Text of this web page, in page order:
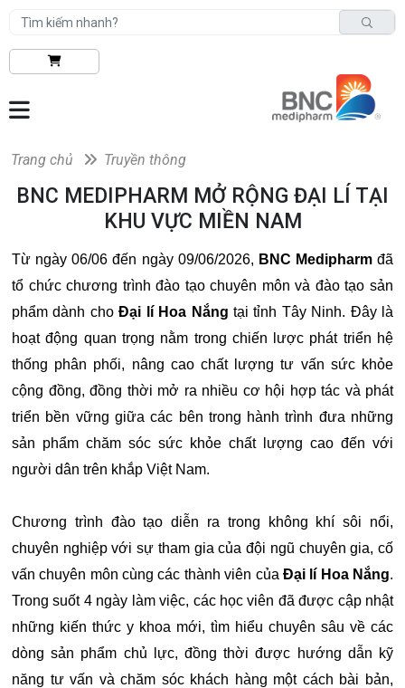
Trang chủ Truyền thông
BNC MEDIPHARM MỞ RỘNG ĐẠI LÍ TẠI
KHU VỰC MIỀN NAM
Từ ngày 06/06 đến ngày 09/06/2026, BNC Medipharmđã
tổ chức chương trình đào tạo chuyên môn và đào tạo sản
phẩm dành choĐại lí Hoa Nắng tại tỉnh Tây Ninh. Đây là
hoạt động quan trọng nằm trong chiến lược phát triển hệ
thống phân phối, nâng cao chất lượng tư vấn sức khỏe
cộng đồng, đồng thời mở ra nhiều cơ hội hợp tác và phát
triển bền vững giữa các bên trong hành trình đưa những
sản phẩm chăm sóc sức khỏe chất lượng cao đến với
người dân trên khắp Việt Nam.
Chương trình đào tạo diễn ra trong không khí sôi nổi,
chuyên nghiệp với sự tham gia của đội ngũ chuyên gia, cố
vấn chuyên môn cùng các thành viên của Đại lí Hoa Nắng.
Trong suốt 4 ngày làm việc, các học viên đã được cập nhật
những kiến thức y khoa mới, tìm hiểu chuyên sâu về các
dòng sản phẩm chủ lực, đồng thời được hướng dẫn kỹ
năng tư vấn và chăm sóc khách hàng một cách bài bản,